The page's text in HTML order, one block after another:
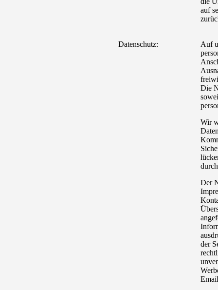
auf
Datenschutz:
Auf
Die
Wir
Der
der